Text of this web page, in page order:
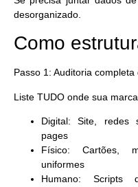
desorganizado.
Como
Passo 1: Auditoria
Liste TUDO onde sua
Digital: Site, redes
pages
Físico: Cartões,
uniformes
Humano: Scripts